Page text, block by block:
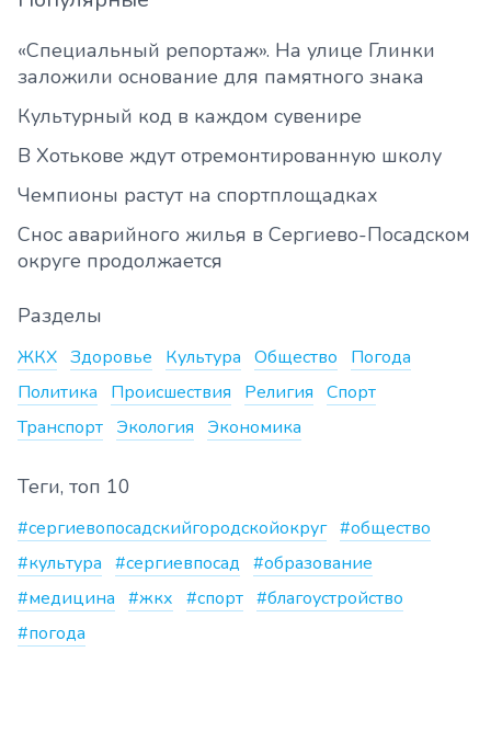
«Специальный репортаж». На улице Глинки
заложили основание для памятного знака
Культурный код в каждом сувенире
В Хотькове ждут отремонтированную школу
Чемпионы растут на спортплощадках
Снос аварийного жилья в Сергиево-Посадском
округе продолжается
Разделы
ЖКХ Здоровье Культура Общество
Погода
Политика
Происшествия Религия Спорт
Транспорт Экология Экономика
Теги, топ 10
#сергиевопосадскийгородскойокруг #общество
#культура #сергиевпосад #образование
#медицина #жкх #спорт #благоустройство
#погода